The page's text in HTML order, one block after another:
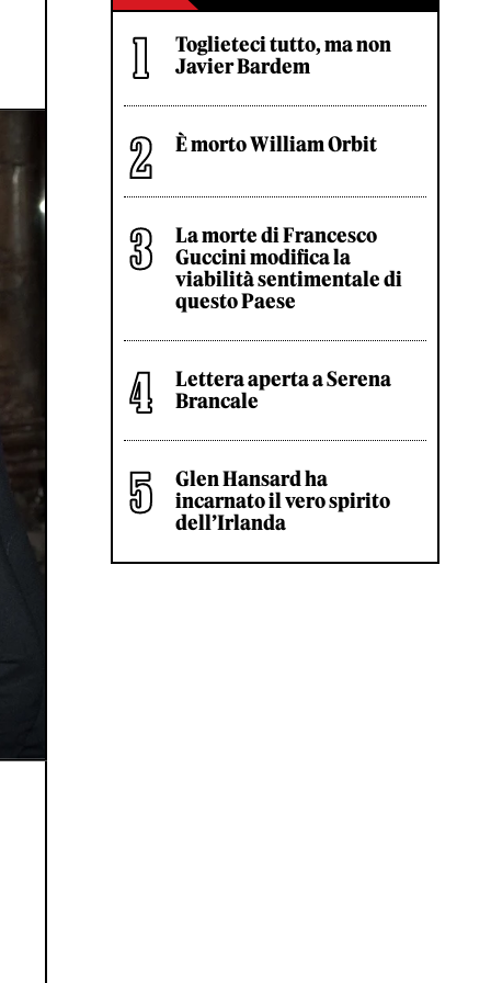
Toglieteci tutto, ma non
Javier Bardem
È morto William Orbit
La morte di Francesco
Guccini modifica la
viabilità sentimentale di
questo Paese
Lettera aperta a Serena
Brancale
Glen Hansard ha
incarnato il vero spirito
dell’Irlanda